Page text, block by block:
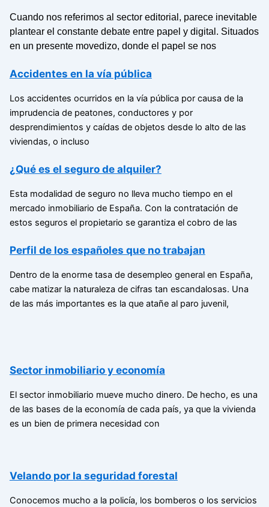
Cuando nos referimos al sector editorial, parece inevitable
plantear el constante debate entre papel y digital. Situados
en un presente movedizo, donde el papel se nos
Accidentes en la vía pública
Los accidentes ocurridos en la vía pública por causa de la
imprudencia de peatones, conductores y por
desprendimientos y caídas de objetos desde lo alto de las
viviendas, o incluso
¿Qué es el seguro de alquiler?
Esta modalidad de seguro no lleva mucho tiempo en el
mercado inmobiliario de España. Con la contratación de
estos seguros el propietario se garantiza el cobro de las
Perfil de los españoles que no trabajan
Dentro de la enorme tasa de desempleo general en España,
cabe matizar la naturaleza de cifras tan escandalosas. Una
de las más importantes es la que atañe al paro juvenil,
Sector inmobiliario y economía
El sector inmobiliario mueve mucho dinero. De hecho, es una
de las bases de la economía de cada país, ya que la vivienda
es un bien de primera necesidad con
Velando por la seguridad forestal
Conocemos mucho a la policía, los bomberos o los servicios